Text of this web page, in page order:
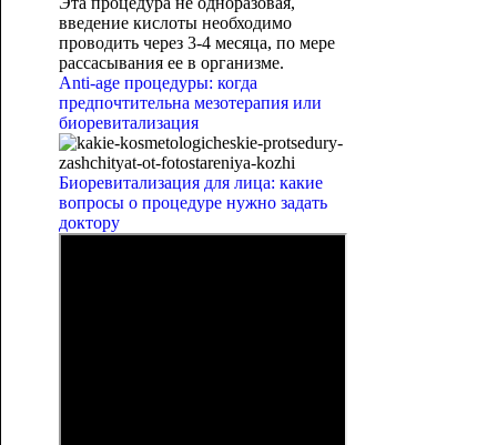
введение кислоты необходимо
проводить через 3-4 месяца, по мере
рассасывания ее в организме.
Anti-age процедуры: когда
предпочтительна мезотерапия или
биоревитализация
Биоревитализация для лица: какие
вопросы о процедуре нужно задать
доктору